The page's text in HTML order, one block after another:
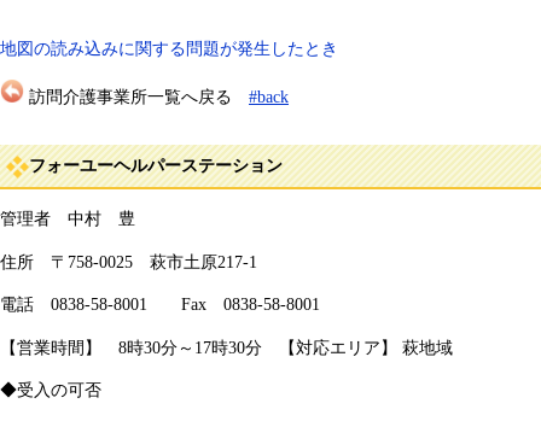
地図の読み込みに関する問題が発生したとき
訪問介護事業所一覧へ戻る #back
フォーユーヘルパーステーション
管理者 中村 豊
住所 〒758-0025 萩市土原217-1
電話 0838-58-8001 Fax 0838-58-8001
【営業時間】 8時30分～17時30分 【対応エリア】 萩地域
◆受入の可否